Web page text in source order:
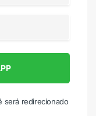
será redirecionado